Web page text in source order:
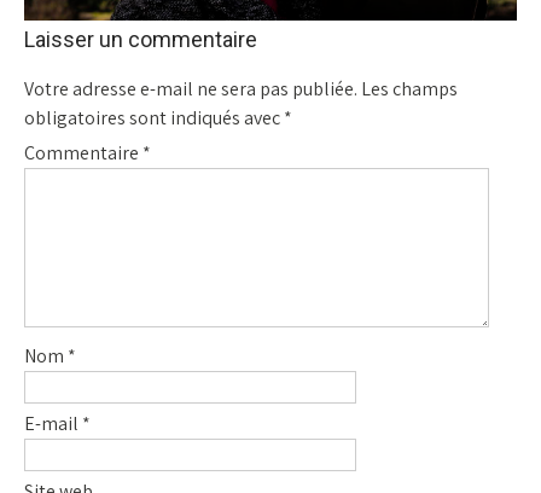
Laisser un commentaire
Votre adresse e-mail ne sera pas publiée. Les champs
obligatoires sont indiqués avec*
Commentaire *
Nom *
E-mail *